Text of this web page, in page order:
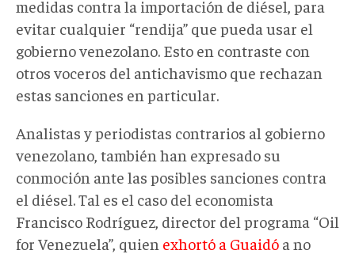
medidas contra la importación de diésel, para
evitar cualquier “rendija” que pueda usar el
gobierno venezolano. Esto en contraste con
otros voceros del antichavismo que rechazan
estas sanciones en particular.
Analistas y periodistas contrarios al gobierno
venezolano, también han expresado su
conmoción ante las posibles sanciones contra
el diésel. Tal es el caso del economista
Francisco Rodríguez, director del programa “Oil
for Venezuela”, quien exhortó a Guaidó a no